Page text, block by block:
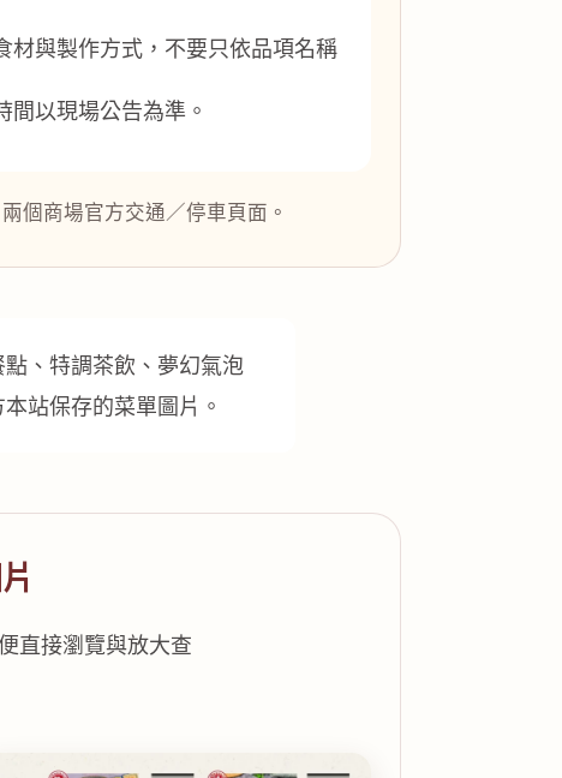
材與製作方式，不要只依品項名稱
以現場公告為準。
個商場官方交通／停車頁面。
、特調茶飲、夢幻氣泡
站保存的菜單圖片。
直接瀏覽與放大查